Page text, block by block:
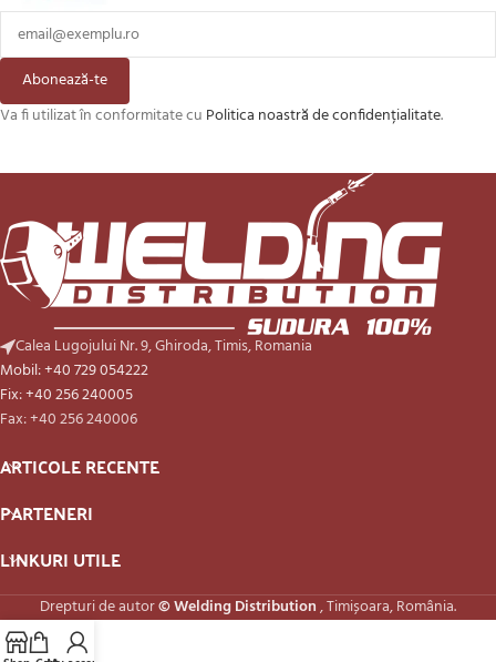
Abonează-te
Va fi utilizat în conformitate cu Politica noastră de confidențialitate.
Calea Lugojului Nr. 9, Ghiroda, Timis, Romania
Mobil: +40 729 054222
Fix: +40 256 240005
Fax: +40 256 240006
ARTICOLE RECENTE
PARTENERI
LINKURI UTILE
Drepturi de autor© Welding Distribution, Timișoara, România.